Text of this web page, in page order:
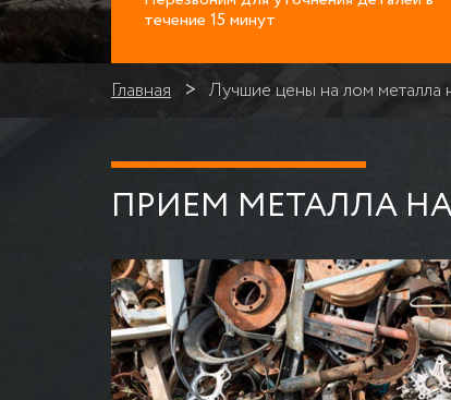
течение 15 минут
Главная Лучшие цены на лом
ПРИЕМ МЕТАЛЛА